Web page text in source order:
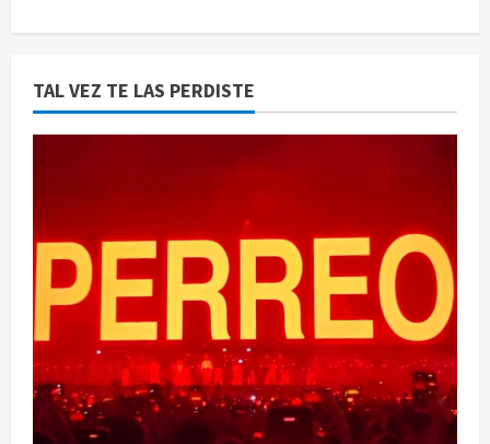
TAL VEZ TE LAS PERDISTE